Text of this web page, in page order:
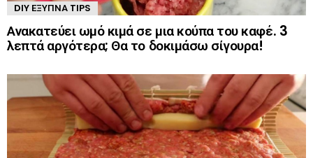
DIY ΈΞΥΠΝΑ TIPS
Ανακατεύει ωμό κιμά σε μια κούπα του καφέ. 3
λεπτά αργότερα; Θα το δοκιμάσω σίγουρα!